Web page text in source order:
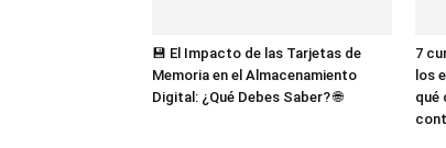
💾 El Impacto de las Tarjetas de
Memoria en el Almacenamiento
Digital: ¿Qué Debes Saber? 🌐
7
los
qué